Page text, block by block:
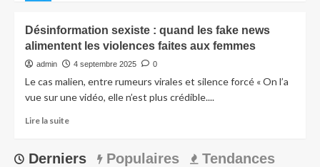
Désinformation sexiste : quand les fake news
alimentent les violences faites aux femmes
admin 4 septembre 2025 0
Le cas malien, entre rumeurs virales et silence forcé « On l’a
vue sur une vidéo, elle n’est plus crédible....
Lire la suite
Derniers Populaires Tendances